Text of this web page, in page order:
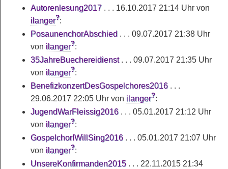
Autorenlesung2017 . . . 16.10.2017 21:14 Uhr von
ilanger?:
PosaunenchorAbschied . . . 09.07.2017 21:38 Uhr
von ilanger?:
35JahreBuechereidienst. . . 09.07.2017 21:35 Uhr
von ilanger?:
BenefizkonzertDesGospelchores2016 . . .
29.06.2017 22:05 Uhr von ilanger?:
JugendWarFleissig2016 . . . 05.01.2017 21:12 Uhr
von ilanger?:
GospelchorIWillSing2016 . . . 05.01.2017 21:07 Uhr
von ilanger?:
UnsereKonfirmanden2015 . . . 22.11.2015 21:34